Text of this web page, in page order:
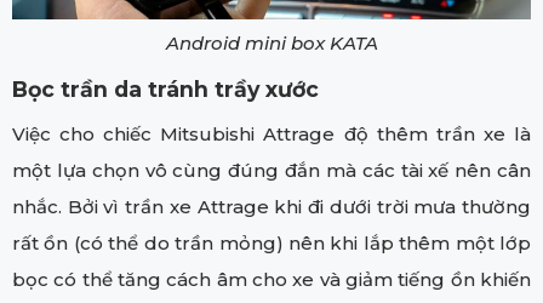
Android mini box KATA
Bọc trần da tránh trầy xước
Việc cho chiếc Mitsubishi Attrage độ thêm trần xe là
một lựa chọn vô cùng đúng đắn mà các tài xế nên cân
nhắc. Bởi vì trần xe Attrage khi đi dưới trời mưa thường
rất ồn (có thể do trần mỏng) nên khi lắp thêm một lớp
bọc có thể tăng cách âm cho xe và giảm tiếng ồn khiến